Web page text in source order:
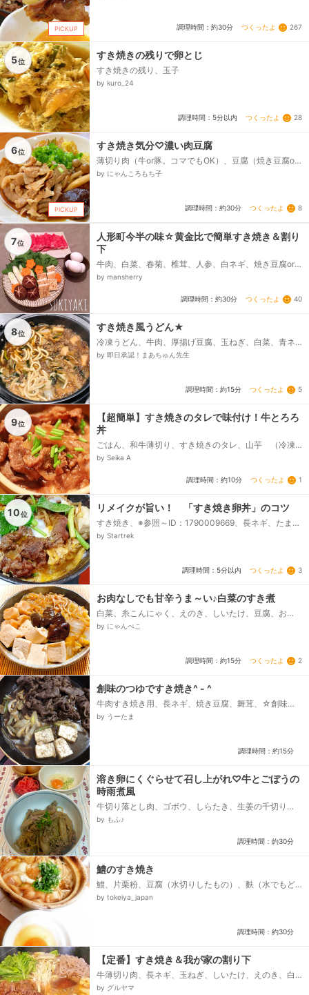
PICKUP 調理時間：約30分 つくったよ 267
5位
すき焼きの残りで卵とじ
すき焼きの残り、玉子
by kuro_24
調理時間：5分以内 つくったよ 28
6位
PICKUP
すき焼き気分♡濃い肉豆腐
薄切り肉（牛or豚。コマでもOK）、豆腐（焼き豆腐or
木綿）、長ネギ、白菜、しめじorえのき、椎茸、しら
by にゃんころもち子
調理時間：約30分 つくったよ 8
7位
人形町今半の味☆黄金比で簡単すき焼き＆割り
下
牛肉、白菜、春菊、椎茸、人参、白ネギ、焼き豆腐or
木綿豆腐、うどん、お麩／糸こんにゃく(お好みで)、
昆布だし(昆布茶でもOK)...
by mansherry
調理時間：約30分 つくったよ 40
8位
すき焼き風うどん★
冷凍うどん、牛肉、厚揚げ豆腐、玉ねぎ、白菜、青ネ
ギ、えのき、糸こんにゃく、醤油、砂糖、みりん、
by 即日承認！まあちゅん先生
調理時間：約15分 つくったよ 5
9位
【超簡単】すき焼きのタレで味付け！牛とろろ
丼
ごはん、和牛薄切り、すき焼きのタレ、山芋 （冷凍
や乾燥のとろろでも可）、小ネギ
by Seika A
調理時間：約10分 つくったよ 1
10位
リメイクが旨い！ 「すき焼き卵丼」のコツ
すき焼き、※参照～ID：1790009669、長ネギ、たま
ご、みつ葉、ご飯
by Startrek
調理時間：5分以内 つくったよ 3
お肉なしでも甘辛うま～い♪白菜のすき煮
白菜、糸こんにゃく、えのき、しいたけ、豆腐、お
麩、★醤油、★みりん、★酒、★はちみつ(または砂
by にゃんぺこ
調理時間：約15分 つくったよ 2
創味のつゆですき焼き^ - ^
牛肉すき焼き用、長ネギ、焼き豆腐、舞茸、☆創味つ
ゆ、☆水、☆醤油、☆酒、☆みりん、☆砂糖、卵
by うーたま
調理時間：約15分
溶き卵にくぐらせて召し上がれ♡牛とごぼうの
時雨煮風
牛切り落とし肉、ゴボウ、しらたき、生姜の千切り
（皮付きのまま）、輪切り唐辛子、ごま油、●しょう
by もふ♪
調理時間：約30分
鱧のすき焼き
鱧、片栗粉、豆腐（水切りしたもの）、麩（水でもど
しておく）、玉ねぎ、ねぎ、えのき、干しシイタケ、
by tokeiya_japan
調理時間：約30分
【定番】すき焼き＆我が家の割り下
牛薄切り肉、長ネギ、玉ねぎ、しいたけ、えのき、白
菜、春菊、しらたき、焼き豆腐、牛脂、＜割り下＞、
by グルヤマ